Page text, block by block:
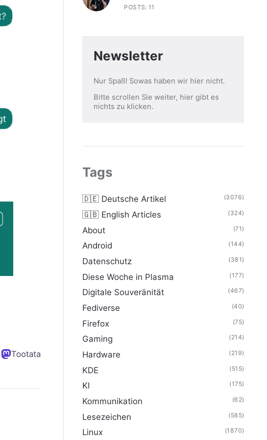
Tootata
POSTS: 11
Newsletter
Nur Spaß! Sowas haben wir hier nicht.
Bitte scrollen Sie weiter, hier gibt es
nichts zu klicken.
Tags
🇩🇪 Deutsche Artikel (3076)
🇬🇧 English Articles (324)
About (71)
Android (144)
Datenschutz (381)
Diese Woche in Plasma (177)
Digitale Souveränität (467)
Fediverse (40)
Firefox (75)
Gaming (214)
Hardware (219)
KDE (515)
KI (175)
Kommunikation (62)
Lesezeichen (585)
Linux (1870)